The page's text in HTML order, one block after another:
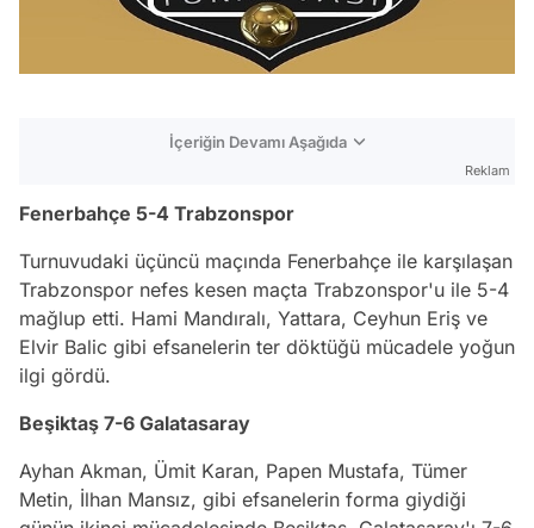
İçeriğin Devamı Aşağıda
Reklam
Fenerbahçe 5-4 Trabzonspor
Turnuvudaki üçüncü maçında Fenerbahçe ile karşılaşan
Trabzonspor nefes kesen maçta Trabzonspor'u ile 5-4
mağlup etti. Hami Mandıralı, Yattara, Ceyhun Eriş ve
Elvir Balic gibi efsanelerin ter döktüğü mücadele yoğun
ilgi gördü.
Beşiktaş 7-6 Galatasaray
Ayhan Akman, Ümit Karan, Papen Mustafa, Tümer
Metin, İlhan Mansız, gibi efsanelerin forma giydiği